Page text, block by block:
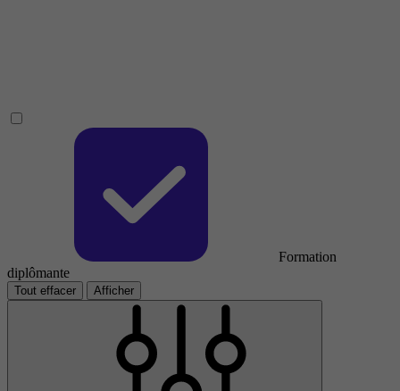
Formation
diplômante
Tout effacer Afficher